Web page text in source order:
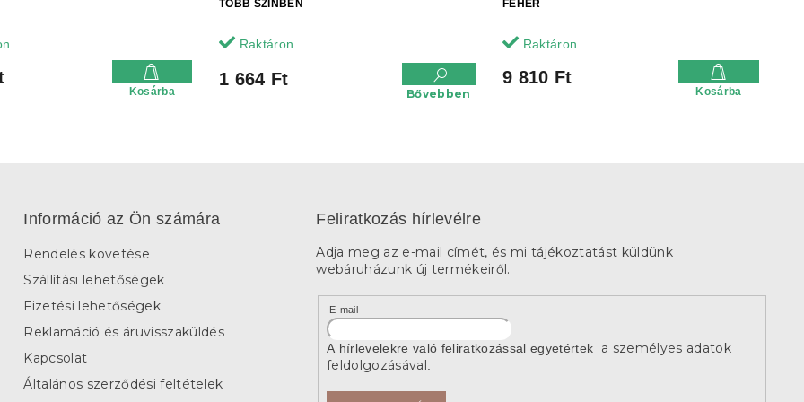
Kosárba
TÖBB SZÍNBEN
Raktáron
1 664 Ft
Bővebben
FEHÉR
Raktáron
9 810 Ft
Kosárba
Információ az Ön számára
Rendelés követése
Szállítási lehetőségek
Fizetési lehetőségek
Reklamáció és áruvisszaküldés
Kapcsolat
Általános szerződési feltételek
Feliratkozás hírlevélre
Adja meg az e-mail címét, és mi tájékoztatást küldünk
webáruházunk új termékeiről.
E-mail
A hírlevelekre való feliratkozással egyetértek
a személyes adatok
feldolgozásával